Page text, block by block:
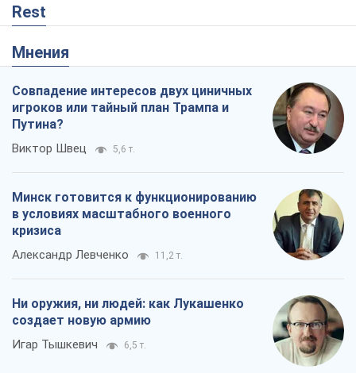
Rest
Мнения
Совпадение интересов двух циничных
игроков или тайный план Трампа и
Путина?
Виктор Швец 5,6 т.
Минск готовится к функционированию
в условиях масштабного военного
кризиса
Александр Левченко 11,2 т.
Ни оружия, ни людей: как Лукашенко
создает новую армию
Игар Тышкевич 6,5 т.